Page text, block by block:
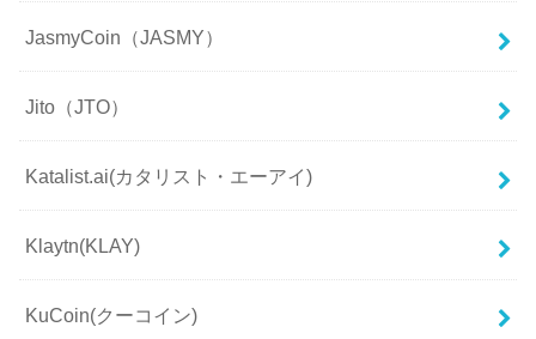
JasmyCoin（JASMY）
Jito（JTO）
Katalist.ai(カタリスト・エーアイ)
Klaytn(KLAY)
KuCoin(クーコイン)